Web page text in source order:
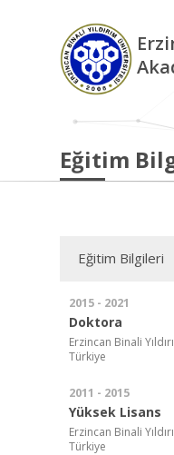
Eğitim
Eğitim Bilgileri
2015 - 2021
Doktora
Erzincan Binali
Türkiye
2011 - 2015
Yüksek Lisans
Erzincan Binali
Türkiye